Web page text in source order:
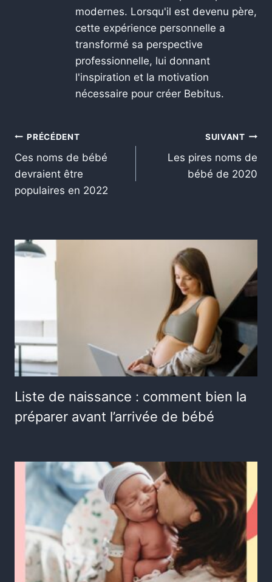
modernes. Lorsqu'il est devenu père,
cette expérience personnelle a
transformé sa perspective
professionnelle, lui donnant
l'inspiration et la motivation
nécessaire pour créer Bebitus.
PRÉCÉDENT
Ces noms de bébé
devraient être
populaires en 2022
SUIVANT
Les pires noms de
bébé de 2020
Liste de naissance : comment bien la
préparer avant l’arrivée de bébé